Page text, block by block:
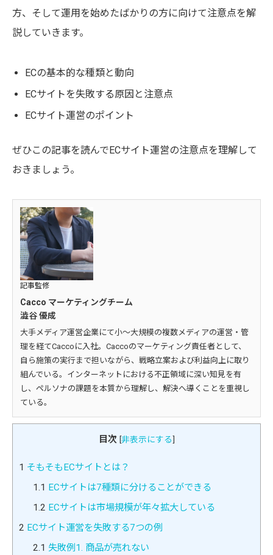
方、そして運用を始めたばかりの方に向けて注意点を解
説していきます。
ECの基本的な種類と動向
ECサイトを失敗する原因と注意点
ECサイト運営のポイント
ぜひこの記事を読んでECサイト運営の注意点を理解して
おきましょう。
記事監修
Cacco マーケティングチーム
澁谷 優成
大手メディア運営企業にて小～大規模の複数メディアの運営・管
理を経てCaccoに入社。Caccoのマーケティング責任者として、
自ら施策の実行まで担いながら、戦略立案および利益向上に取り
組んでいる。インターネットにおける不正領域に深い知見を有
し、ペルソナの課題を本質から理解し、解決へ導くことを重視し
ている。
目次 [非表示にする]
1 そもそもECサイトとは？
1.1 ECサイトは7種類に分けることができる
1.2 ECサイトは市場規模が年々拡大している
2 ECサイト運営を失敗する7つの例
2.1 失敗例1. 商品が売れない